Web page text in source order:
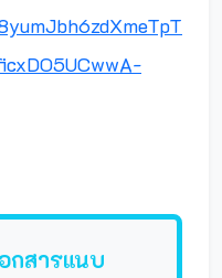
กสารแนบ